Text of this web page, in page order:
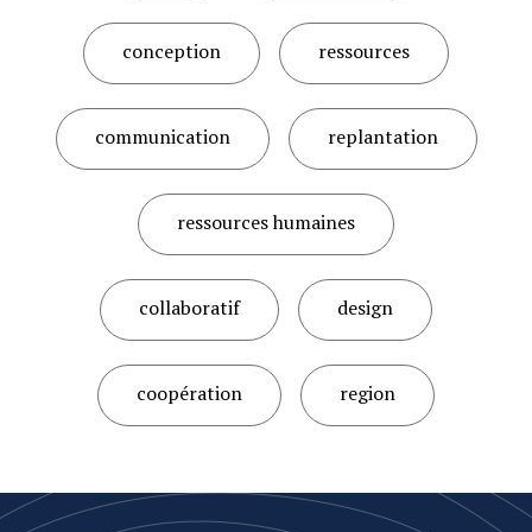
conception ressources
communication replantation
ressources humaines
collaboratif design
coopération region